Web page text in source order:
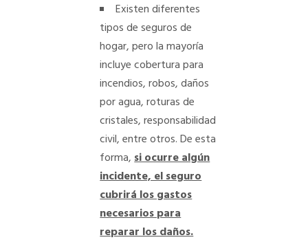
Existen diferentes
tipos de seguros de
hogar, pero la mayoría
incluye cobertura para
incendios, robos, daños
por agua, roturas de
cristales, responsabilidad
civil, entre otros. De esta
forma,si ocurre algún
incidente, el seguro
cubrirá los gastos
necesarios para
reparar los daños.